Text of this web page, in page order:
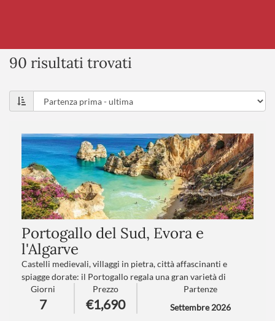
90 risultati trovati
Portogallo del Sud, Evora e
l'Algarve
Castelli medievali, villaggi in pietra, città affascinanti e
spiagge dorate: il Portogallo regala una gran varietà di
emozioni. Ma sta in Algarve il Portogallo più ambito, lontano
dalle rotte più note, con i suoi 150 Km di costa che si
affacciano sull’Oceano Atlantico. Grazie al suo clima mite,
Giorni
7
Prezzo
€1,690
Partenze
Settembre 2026